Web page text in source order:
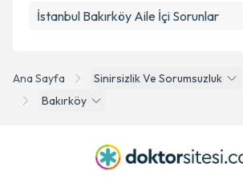
Ana Sayfa Sinirsizlik Ve Sorumsuzluk
Bakırköy
İstanbul Bakırköy Aile İçi Sorunlar